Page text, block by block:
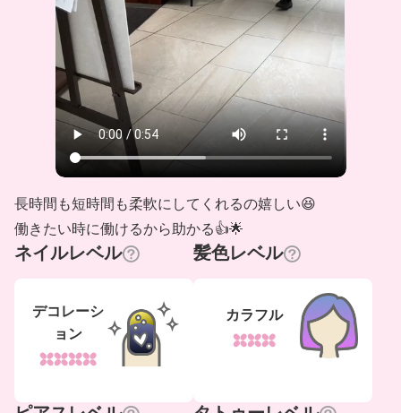
長時間も短時間も柔軟にしてくれるの嬉しい😆
働きたい時に働けるから助かる👍🌟
ネイルレベル
デコレーシ
ョン
髪色レベル
カラフル